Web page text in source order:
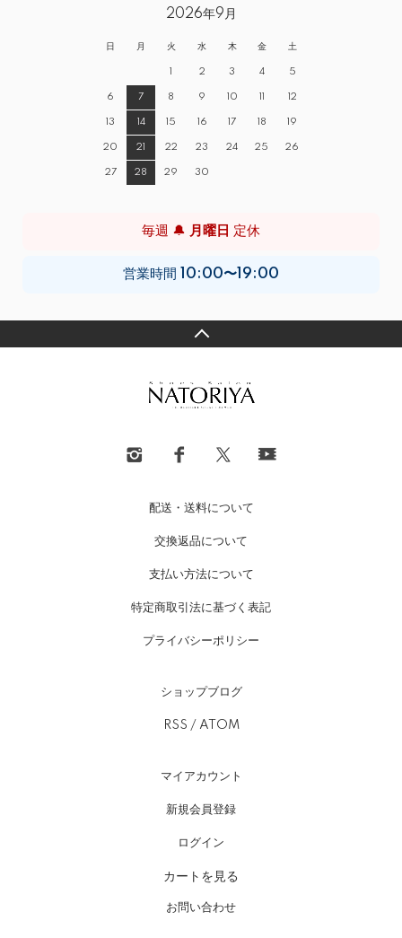
2026年9月
日 月 火 水 木 金 土
2 3 4 5
6 7 8 9 10 12
13 14 15 16 17 18 19
20 21 22 23 24 25 26
27 28 29 30
毎週 🔔 月曜日 定休
営業時間 10:00〜19:00
配送・送料について
交換返品について
支払い方法について
特定商取引法に基づく表記
プライバシーポリシー
ショップブログ
RSS / ATOM
マイアカウント
新規会員登録
ログイン
カートを見る
お問い合わせ